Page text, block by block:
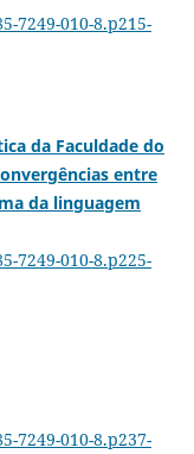
7249-010-8.p215-
da Faculdade do
entre
da linguagem
7249-010-8.p225-
7249-010-8.p237-